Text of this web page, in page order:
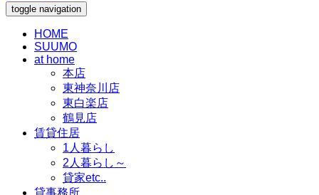
toggle navigation
HOME
SUUMO
at home
本店
東神奈川店
東白楽店
鶴見店
賃貸住居
1人暮らし
2人暮らし～
貸家etc..
貸事務所